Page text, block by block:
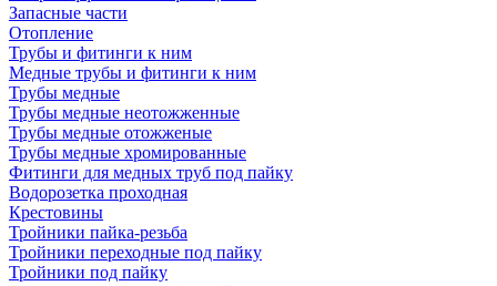
Запасные части
Отопление
Трубы и фитинги к ним
Медные трубы и фитинги к ним
Трубы медные
Трубы медные неотожженные
Трубы медные отожженые
Трубы медные хромированные
Фитинги для медных труб под пайку
Водорозетка проходная
Крестовины
Тройники пайка-резьба
Тройники переходные под пайку
Тройники под пайку